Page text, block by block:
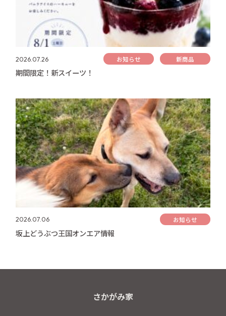
2026.07.26 お知らせ 新商品
期間限定！新スイーツ！
2026.07.06 お知らせ
坂上どうぶつ王国オンエア情報
さかがみ家